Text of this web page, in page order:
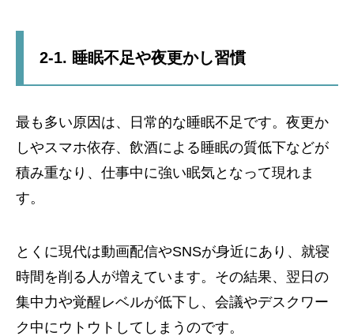
2-1. 睡眠不足や夜更かし習慣
最も多い原因は、日常的な睡眠不足です。夜更か
しやスマホ依存、飲酒による睡眠の質低下などが
積み重なり、仕事中に強い眠気となって現れま
す。
とくに現代は動画配信やSNSが身近にあり、就寝
時間を削る人が増えています。その結果、翌日の
集中力や覚醒レベルが低下し、会議やデスクワー
ク中にウトウトしてしまうのです。